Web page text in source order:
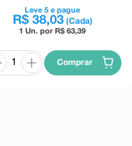
Leve5 e pague
R$ 38,03 (Cada)
1 Un. por R$63,39
Comprar